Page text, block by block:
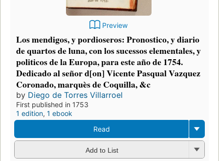
Preview
Los mendigos, y pordioseros: Pronostico, y diario
de quartos de luna, con los sucessos elementales, y
politicos de la Europa, para este año de 1754.
Dedicado al señor d[on] Vicente Pasqual Vazquez
Coronado, marquès de Coquilla, &c
by Diego de Torres Villarroel
First published in 1753
1 edition, 1 ebook
Read
Add to List